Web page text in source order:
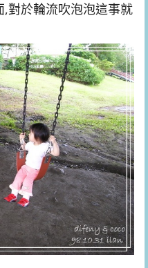
對於輪流吹泡泡這事就